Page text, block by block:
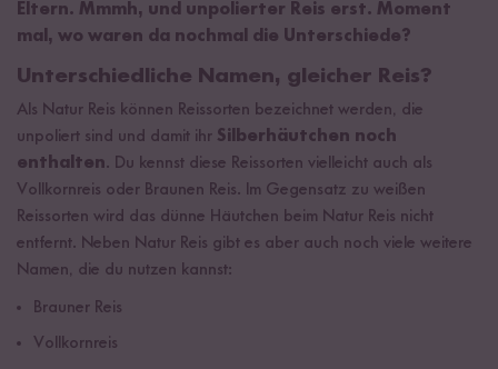
Eltern. Mmmh, und unpolierter Reis erst. Moment
mal, wo waren da nochmal die Unterschiede?
Unterschiedliche Namen, gleicher Reis?
Als Natur Reis können Reissorten bezeichnet werden, die
unpoliert sind und damit ihr Silberhäutchen noch
enthalten. Du kennst diese Reissorten vielleicht auch als
Vollkornreis oder Braunen Reis. Im Gegensatz zu weißen
Reissorten wird das dünne Häutchen beim Natur Reis nicht
entfernt. Neben Natur Reis gibt es aber auch noch viele weitere
Namen, die du nutzen kannst:
Brauner Reis
Vollkornreis